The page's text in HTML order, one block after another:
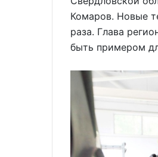
Комаров. Новые
раза. Глава
быть примером